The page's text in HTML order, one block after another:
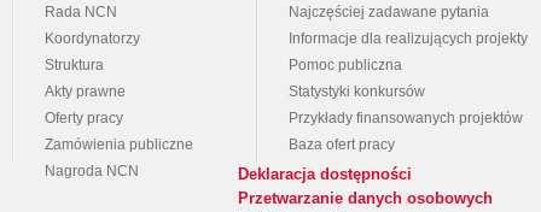
Rada NCN
Koordynatorzy
Struktura
Akty prawne
Oferty pracy
Zamówienia publiczne
Nagroda NCN
Najczęściej zadawane pytania
Informacje dla realizujących projekty
Pomoc publiczna
Statystyki konkursów
Przykłady finansowanych projektów
Baza ofert pracy
Deklaracja dostępności
Przetwarzanie danych osobowych